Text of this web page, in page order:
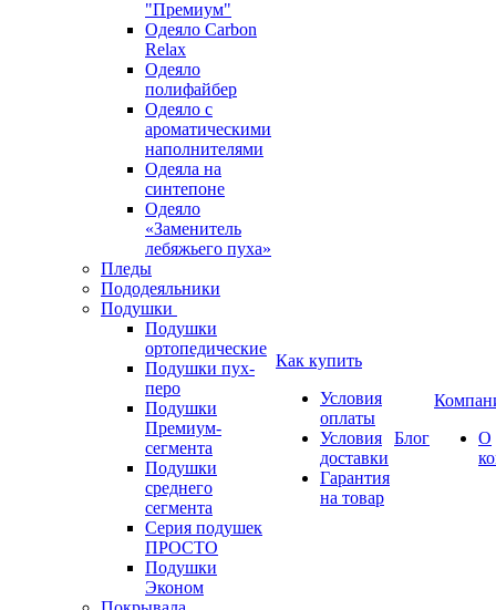
"Премиум"
Одеяло Carbon
Relax
Одеяло
полифайбер
Одеяло с
ароматическими
наполнителями
Одеяла на
синтепоне
Одеяло
«Заменитель
лебяжьего пуха»
Пледы
Пододеяльники
Подушки
Подушки
ортопедические
Подушки пух-
перо
Подушки
Премиум-
сегмента
Подушки
среднего
сегмента
Серия подушек
ПРОСТО
Подушки
Эконом
Как купить
Условия
оплаты
Условия
доставки
Гарантия
на товар
Блог
О